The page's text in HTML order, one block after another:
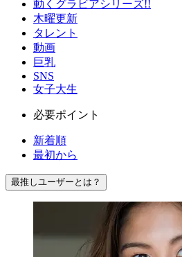
動くグラビアシリーズ!!
木曜更新
タレント
動画
巨乳
SNS
女子大生
必要ポイント
新着順
最初から
最推しユーザーとは？